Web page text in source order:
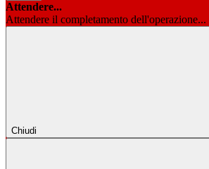
Attendere...
Attendere il completamento dell'operazione...
Chiudi